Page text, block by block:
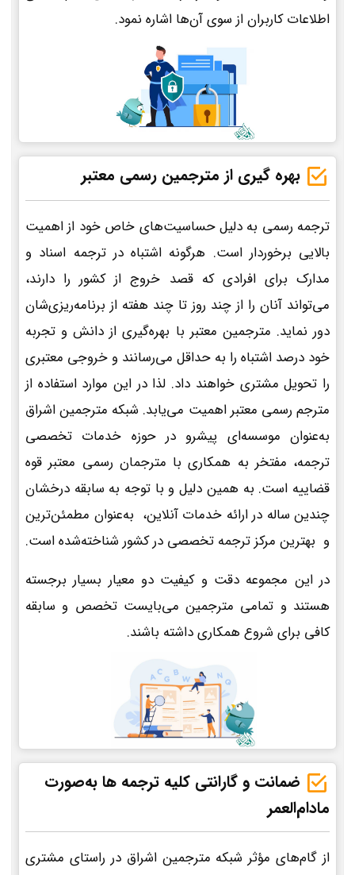
اطلاعات کاربران از سوی آن‌ها اشاره نمود.
بهره گیری از مترجمین رسمی معتبر
ترجمه رسمی به دلیل حساسیت‌های خاص خود از اهمیت
بالایی برخوردار است. هرگونه اشتباه در ترجمه اسناد و
مدارک برای افرادی که قصد خروج از کشور را دارند،
می‌تواند آنان را از چند روز تا چند هفته از برنامه‌ریزی‌شان
دور نماید. مترجمین معتبر با بهره‌گیری از دانش و تجربه
خود درصد اشتباه را به حداقل می‌رسانند و خروجی معتبری
را تحویل مشتری خواهند داد. لذا در این موارد استفاده از
مترجم رسمی معتبر اهمیت می‌یابد. شبکه مترجمین اشراق
به‌عنوان موسسه‌ای پیشرو در حوزه خدمات تخصصی
ترجمه، مفتخر به همکاری با مترجمان رسمی معتبر قوه
قضاییه است. به همین دلیل و با توجه به سابقه درخشان
چندین ساله در ارائه خدمات آنلاین، به‌عنوان مطمئن‌ترین
و بهترین مرکز ترجمه تخصصی در کشور شناخته‌شده است.
در این مجموعه دقت و کیفیت دو معیار بسیار برجسته
هستند و تمامی مترجمین می‌بایست تخصص و سابقه
کافی برای شروع همکاری داشته باشند.
ضمانت و گارانتی کلیه ترجمه ها به‌صورت
مادام‌العمر
از گام‌های مؤثر شبکه مترجمین اشراق در راستای مشتری